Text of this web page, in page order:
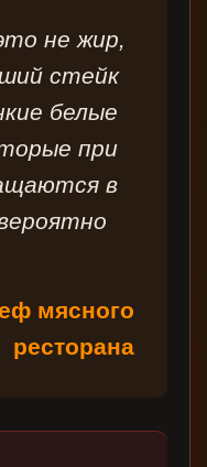
не жир,
стейк
белые
при
в
мясного
ресторана